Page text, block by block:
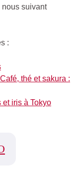
nous suivant
:
thé et sakura :
et iris à Tokyo